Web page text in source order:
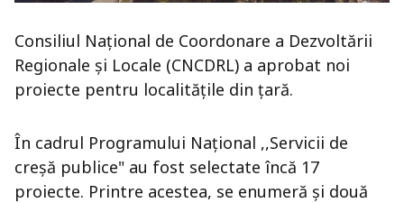
Consiliul Național de Coordonare a Dezvoltării
Regionale și Locale (CNCDRL) a aprobat noi
proiecte pentru localitățile din țară.
În cadrul Programului Național ,,Servicii de
creșă publice" au fost selectate încă 17
proiecte. Printre acestea, se enumeră și două